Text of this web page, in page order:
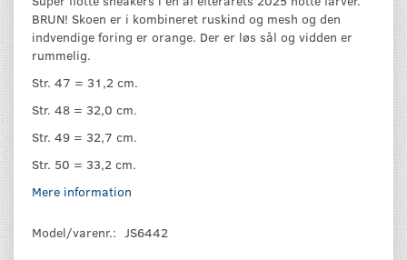
BRUN! Skoen er i kombineret ruskind og mesh og den
indvendige foring er orange. Der er løs sål og vidden er
rummelig.
Str. 47 = 31,2 cm.
Str. 48 = 32,0 cm.
Str. 49 = 32,7 cm.
Str. 50 = 33,2 cm.
Mere information
Model/varenr.:
JS6442